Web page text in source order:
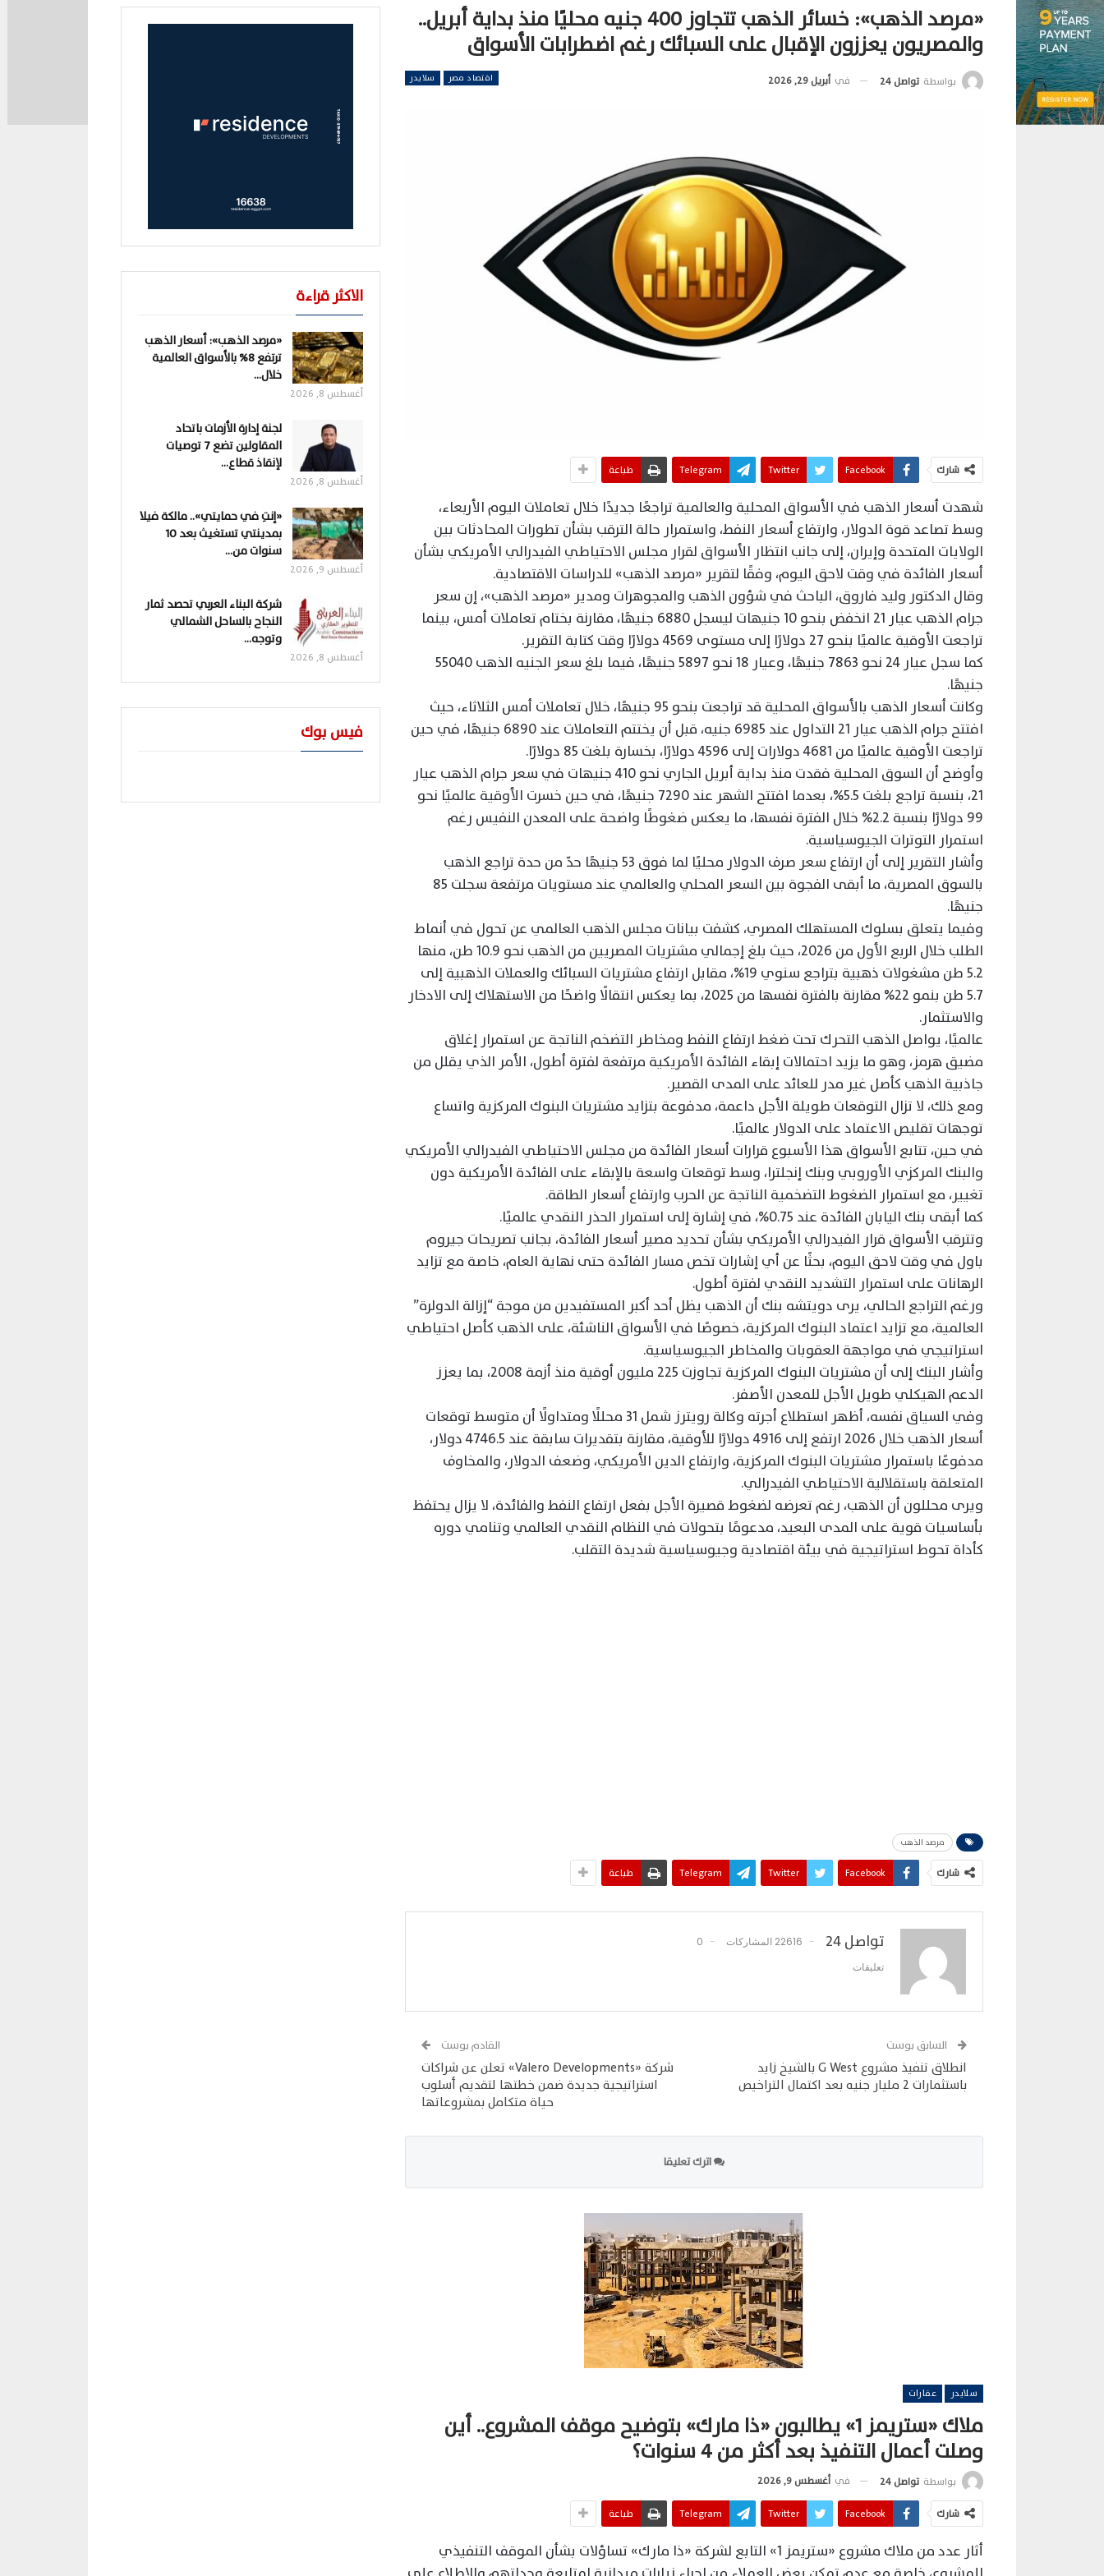
«مرصد الذهب»: خسائر الذهب تتجاوز 400 جنيه محليًا منذ بداية أبريل..
والمصريون يعززون الإقبال على السبائك رغم اضطرابات الأسواق
اقتصاد مصر سلايدر بواسطة تواصل 24 في أبريل 29, 2026
شارك Facebook
Twitter
Telegram طباعة
شهدت أسعار الذهب في الأسواق المحلية والعالمية تراجعًا جديدًا خلال تعاملات اليوم الأربعاء،
وسط تصاعد قوة الدولار، وارتفاع أسعار النفط، واستمرار حالة الترقب بشأن تطورات المحادثات بين
الولايات المتحدة وإيران، إلى جانب انتظار الأسواق لقرار مجلس الاحتياطي الفيدرالي الأمريكي بشأن
أسعار الفائدة في وقت لاحق اليوم، وفقًا لتقرير «مرصد الذهب» للدراسات الاقتصادية.
وقال الدكتور وليد فاروق، الباحث في شؤون الذهب والمجوهرات ومدير «مرصد الذهب»، إن سعر
جرام الذهب عيار 21 انخفض بنحو 10 جنيهات ليسجل 6880 جنيهًا، مقارنة بختام تعاملات أمس، بينما
تراجعت الأوقية عالميًا بنحو 27 دولارًا إلى مستوى 4569 دولارًا وقت كتابة التقرير.
كما سجل عيار 24 نحو 7863 جنيهًا، وعيار 18 نحو 5897 جنيهًا، فيما بلغ سعر الجنيه الذهب 55040
جنيهًا.
وكانت أسعار الذهب بالأسواق المحلية قد تراجعت بنحو 95 جنيهًا، خلال تعاملات أمس الثلاثاء، حيث
افتتح جرام الذهب عيار 21 التداول عند 6985 جنيه، قبل أن يختتم التعاملات عند 6890 جنيهًا، في حين
تراجعت الأوقية عالميًا من 4681 دولارات إلى 4596 دولارًا، بخسارة بلغت 85 دولارًا.
وأوضح أن السوق المحلية فقدت منذ بداية أبريل الجاري نحو 410 جنيهات في سعر جرام الذهب عيار
21، بنسبة تراجع بلغت 5.5%، بعدما افتتح الشهر عند 7290 جنيهًا، في حين خسرت الأوقية عالميًا نحو
99 دولارًا بنسبة 2.2% خلال الفترة نفسها، ما يعكس ضغوطًا واضحة على المعدن النفيس رغم
استمرار التوترات الجيوسياسية.
وأشار التقرير إلى أن ارتفاع سعر صرف الدولار محليًا لما فوق 53 جنيهًا حدّ من حدة تراجع الذهب
بالسوق المصرية، ما أبقى الفجوة بين السعر المحلي والعالمي عند مستويات مرتفعة سجلت 85
جنيهًا.
وفيما يتعلق بسلوك المستهلك المصري، كشفت بيانات مجلس الذهب العالمي عن تحول في أنماط
الطلب خلال الربع الأول من 2026، حيث بلغ إجمالي مشتريات المصريين من الذهب نحو 10.9 طن، منها
5.2 طن مشغولات ذهبية بتراجع سنوي 19%، مقابل ارتفاع مشتريات السبائك والعملات الذهبية إلى
5.7 طن بنمو 22% مقارنة بالفترة نفسها من 2025، بما يعكس انتقالًا واضحًا من الاستهلاك إلى الادخار
والاستثمار.
عالميًا، يواصل الذهب التحرك تحت ضغط ارتفاع النفط ومخاطر التضخم الناتجة عن استمرار إغلاق
مضيق هرمز، وهو ما يزيد احتمالات إبقاء الفائدة الأمريكية مرتفعة لفترة أطول، الأمر الذي يقلل من
جاذبية الذهب كأصل غير مدر للعائد على المدى القصير.
ومع ذلك، لا تزال التوقعات طويلة الأجل داعمة، مدفوعة بتزايد مشتريات البنوك المركزية واتساع
توجهات تقليص الاعتماد على الدولار عالميًا.
في حين، تتابع الأسواق هذا الأسبوع قرارات أسعار الفائدة من مجلس الاحتياطي الفيدرالي الأمريكي
والبنك المركزي الأوروبي وبنك إنجلترا، وسط توقعات واسعة بالإبقاء على الفائدة الأمريكية دون
تغيير، مع استمرار الضغوط التضخمية الناتجة عن الحرب وارتفاع أسعار الطاقة.
كما أبقى بنك اليابان الفائدة عند 0.75%، في إشارة إلى استمرار الحذر النقدي عالميًا.
وتترقب الأسواق قرار الفيدرالي الأمريكي بشأن تحديد مصير أسعار الفائدة، بجانب تصريحات جيروم
باول في وقت لاحق اليوم، بحثًا عن أي إشارات تخص مسار الفائدة حتى نهاية العام، خاصة مع تزايد
الرهانات على استمرار التشديد النقدي لفترة أطول.
ورغم التراجع الحالي، يرى دويتشه بنك أن الذهب يظل أحد أكبر المستفيدين من موجة “إزالة الدولرة”
العالمية، مع تزايد اعتماد البنوك المركزية، خصوصًا في الأسواق الناشئة، على الذهب كأصل احتياطي
استراتيجي في مواجهة العقوبات والمخاطر الجيوسياسية.
وأشار البنك إلى أن مشتريات البنوك المركزية تجاوزت 225 مليون أوقية منذ أزمة 2008، بما يعزز
الدعم الهيكلي طويل الأجل للمعدن الأصفر.
وفي السياق نفسه، أظهر استطلاع أجرته وكالة رويترز شمل 31 محللًا ومتداولًا أن متوسط توقعات
أسعار الذهب خلال 2026 ارتفع إلى 4916 دولارًا للأوقية، مقارنة بتقديرات سابقة عند 4746.5 دولار،
مدفوعًا باستمرار مشتريات البنوك المركزية، وارتفاع الدين الأمريكي، وضعف الدولار، والمخاوف
المتعلقة باستقلالية الاحتياطي الفيدرالي.
ويرى محللون أن الذهب، رغم تعرضه لضغوط قصيرة الأجل بفعل ارتفاع النفط والفائدة، لا يزال يحتفظ
بأساسيات قوية على المدى البعيد، مدعومًا بتحولات في النظام النقدي العالمي وتنامي دوره
كأداة تحوط استراتيجية في بيئة اقتصادية وجيوسياسية شديدة التقلب.
مرصد الذهب
شارك Facebook
Twitter
Telegram طباعة
تواصل 24 22616 المشاركات
0
تعليقات
السابق بوست
انطلاق تنفيذ مشروع G West بالشيخ زايد
باستثمارات 2 مليار جنيه بعد اكتمال التراخيص
القادم بوست
شركة «Valero Developments» تعلن عن شراكات
استراتيجية جديدة ضمن خطتها لتقديم أسلوب
حياة متكامل بمشروعاتها
اترك تعليقا
سلايدر عقارات
ملاك «ستريمز 1» يطالبون «ذا مارك» بتوضيح موقف المشروع.. أين
وصلت أعمال التنفيذ بعد أكثر من 4 سنوات؟
بواسطة تواصل 24 في أغسطس 9, 2026
شارك Facebook
Twitter
Telegram طباعة
أثار عدد من ملاك مشروع «ستريمز 1» التابع لشركة «ذا مارك» تساؤلات بشأن الموقف التنفيذي
الاكثر قراءة
«مرصد الذهب»: أسعار الذهب
ترتفع 8% بالأسواق العالمية
خلال…
أغسطس 8, 2026
لجنة إدارة الأزمات باتحاد
المقاولين تضع 7 توصيات
لإنقاذ قطاع…
أغسطس 8, 2026
«إنتِ في حمايتي».. مالكة فيلا
بمدينتي تستغيث بعد 10
سنوات من…
أغسطس 9, 2026
شركة البناء العربي تحصد ثمار
النجاح بالساحل الشمالي
وتوجه…
أغسطس 8, 2026
فيس بوك